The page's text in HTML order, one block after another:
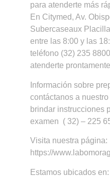
para atenderte más
En Citymed, Av.
Subercaseaux
entre las 8:00 y las
teléfono (32) 235
atenderte
Información sobre
contáctanos a
brindar instrucciones
examen ( 32) – 225
Visita nuestra página:
https://
Estamos ubicados en: